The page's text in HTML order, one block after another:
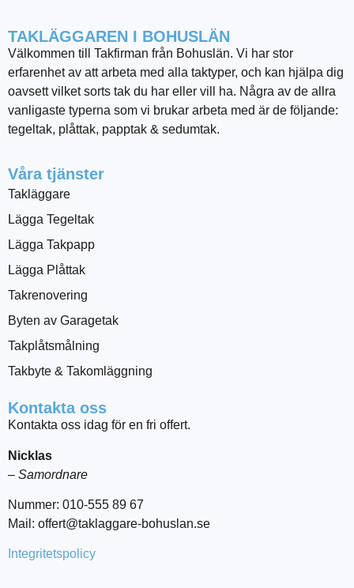
TAKLÄGGAREN I BOHUSLÄN
Välkommen till Takfirman från Bohuslän. Vi har stor
erfarenhet av att arbeta med alla taktyper, och kan hjälpa dig
oavsett vilket sorts tak du har eller vill ha. Några av de allra
vanligaste typerna som vi brukar arbeta med är de följande:
tegeltak, plåttak, papptak & sedumtak.
Våra tjänster
Takläggare
Lägga Tegeltak
Lägga Takpapp
Lägga Plåttak
Takrenovering
Byten av Garagetak
Takplåtsmålning
Takbyte & Takomläggning
Kontakta oss
Kontakta oss idag för en fri offert.
Nicklas
– Samordnare
Nummer: 010-555 89 67
Mail: offert@taklaggare-bohuslan.se
Integritetspolicy